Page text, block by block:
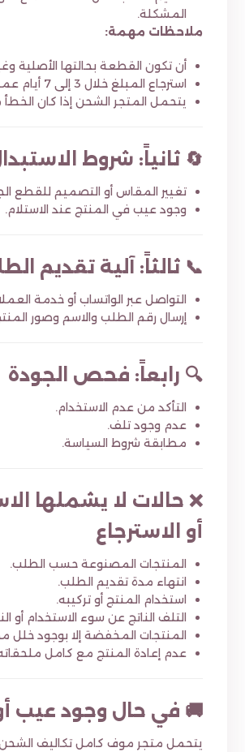
المشكلة.
ملاحظات مهمة:
أن تكون القطعة بحالتها الأصلية
استرجاع المبلغ خلال 3 إلى 7 أيام عمل بعد الفحص.
يتحمل المتجر الشحن إذا كان الخطأ
🔄 ثانياً: شروط
تغيير المقاس أو التصميم للقطع
وجود عيب في المنتج عند الاستلام.
📞 ثالثاً: آلية تقديم
التواصل عبر الواتساب أو خدمة
إرسال رقم الطلب والاسم وصور
🔍 رابعاً: فحص الجودة
التأكد من عدم الاستخدام.
عدم وجود تلف.
مطابقة شروط السياسة.
❌ حالات لا يشملها
أو الاسترجاع
المنتجات المصنوعة حسب الطلب.
انتهاء مدة تقديم الطلب.
استخدام المنتج أو تركيبه.
التلف الناتج عن سوء الاستخدام أو
المنتجات المخفضة إلا بوجود
عدم إعادة المنتج مع كامل
🚚 في حال وجود عيب
يتحمل متجر موف كامل تكاليف